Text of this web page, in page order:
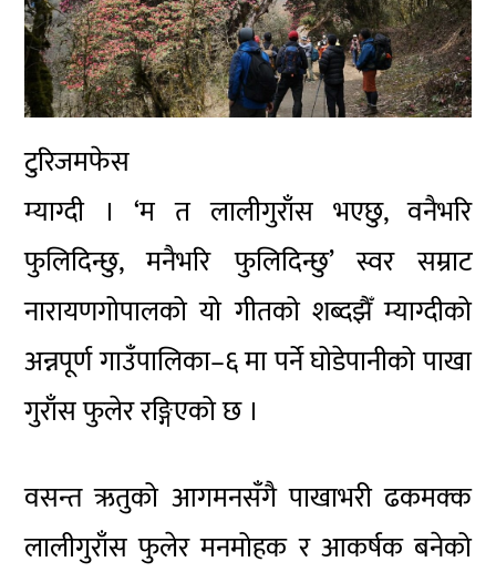
टुरिजमफेस
म्याग्दी । ‘म त लालीगुराँस भएछु, वनैभरि
फुलिदिन्छु, मनैभरि फुलिदिन्छु’ स्वर सम्राट
नारायणगोपालको यो गीतको शब्दझैँ म्याग्दीको
अन्नपूर्ण गाउँपालिका–६ मा पर्ने घोडेपानीको पाखा
गुराँस फुलेर रङ्गिएको छ ।
वसन्त ऋतुको आगमनसँगै पाखाभरी ढकमक्क
लालीगुराँस फुलेर मनमोहक र आकर्षक बनेको